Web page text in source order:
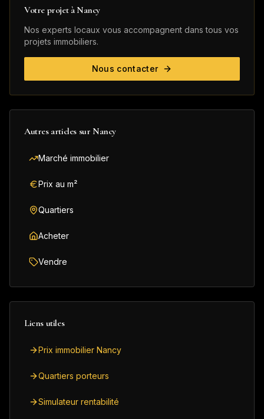
Votre projet àNancy
Nos experts locaux vous accompagnent dans tous vos
projets immobiliers.
Nous contacter
Autres articles sur Nancy
Marché immobilier
Prix au m²
Quartiers
Acheter
Vendre
Liens utiles
Prix immobilier Nancy
Quartiers porteurs
Simulateur rentabilité